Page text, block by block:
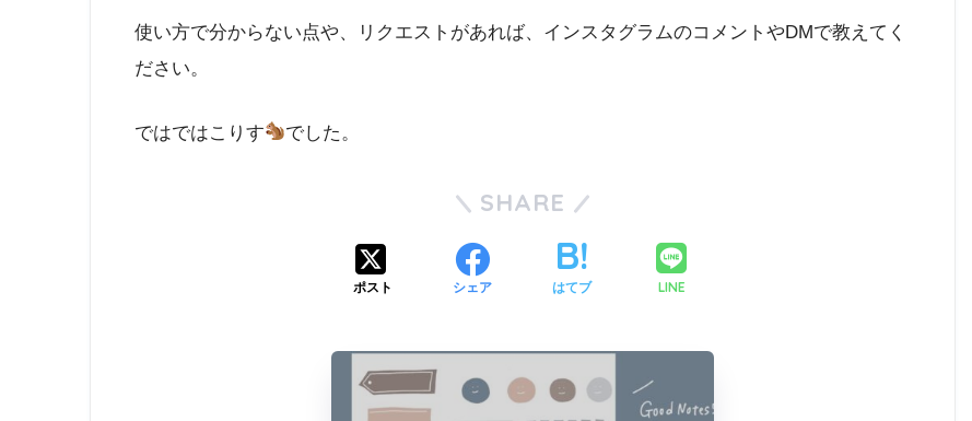
使い方で分からない点や、リクエストがあれば、インスタグラムのコメントやDMで教えてく
ださい。
ではではこりす でした。
SHARE
ポスト シェア はてブ LINE